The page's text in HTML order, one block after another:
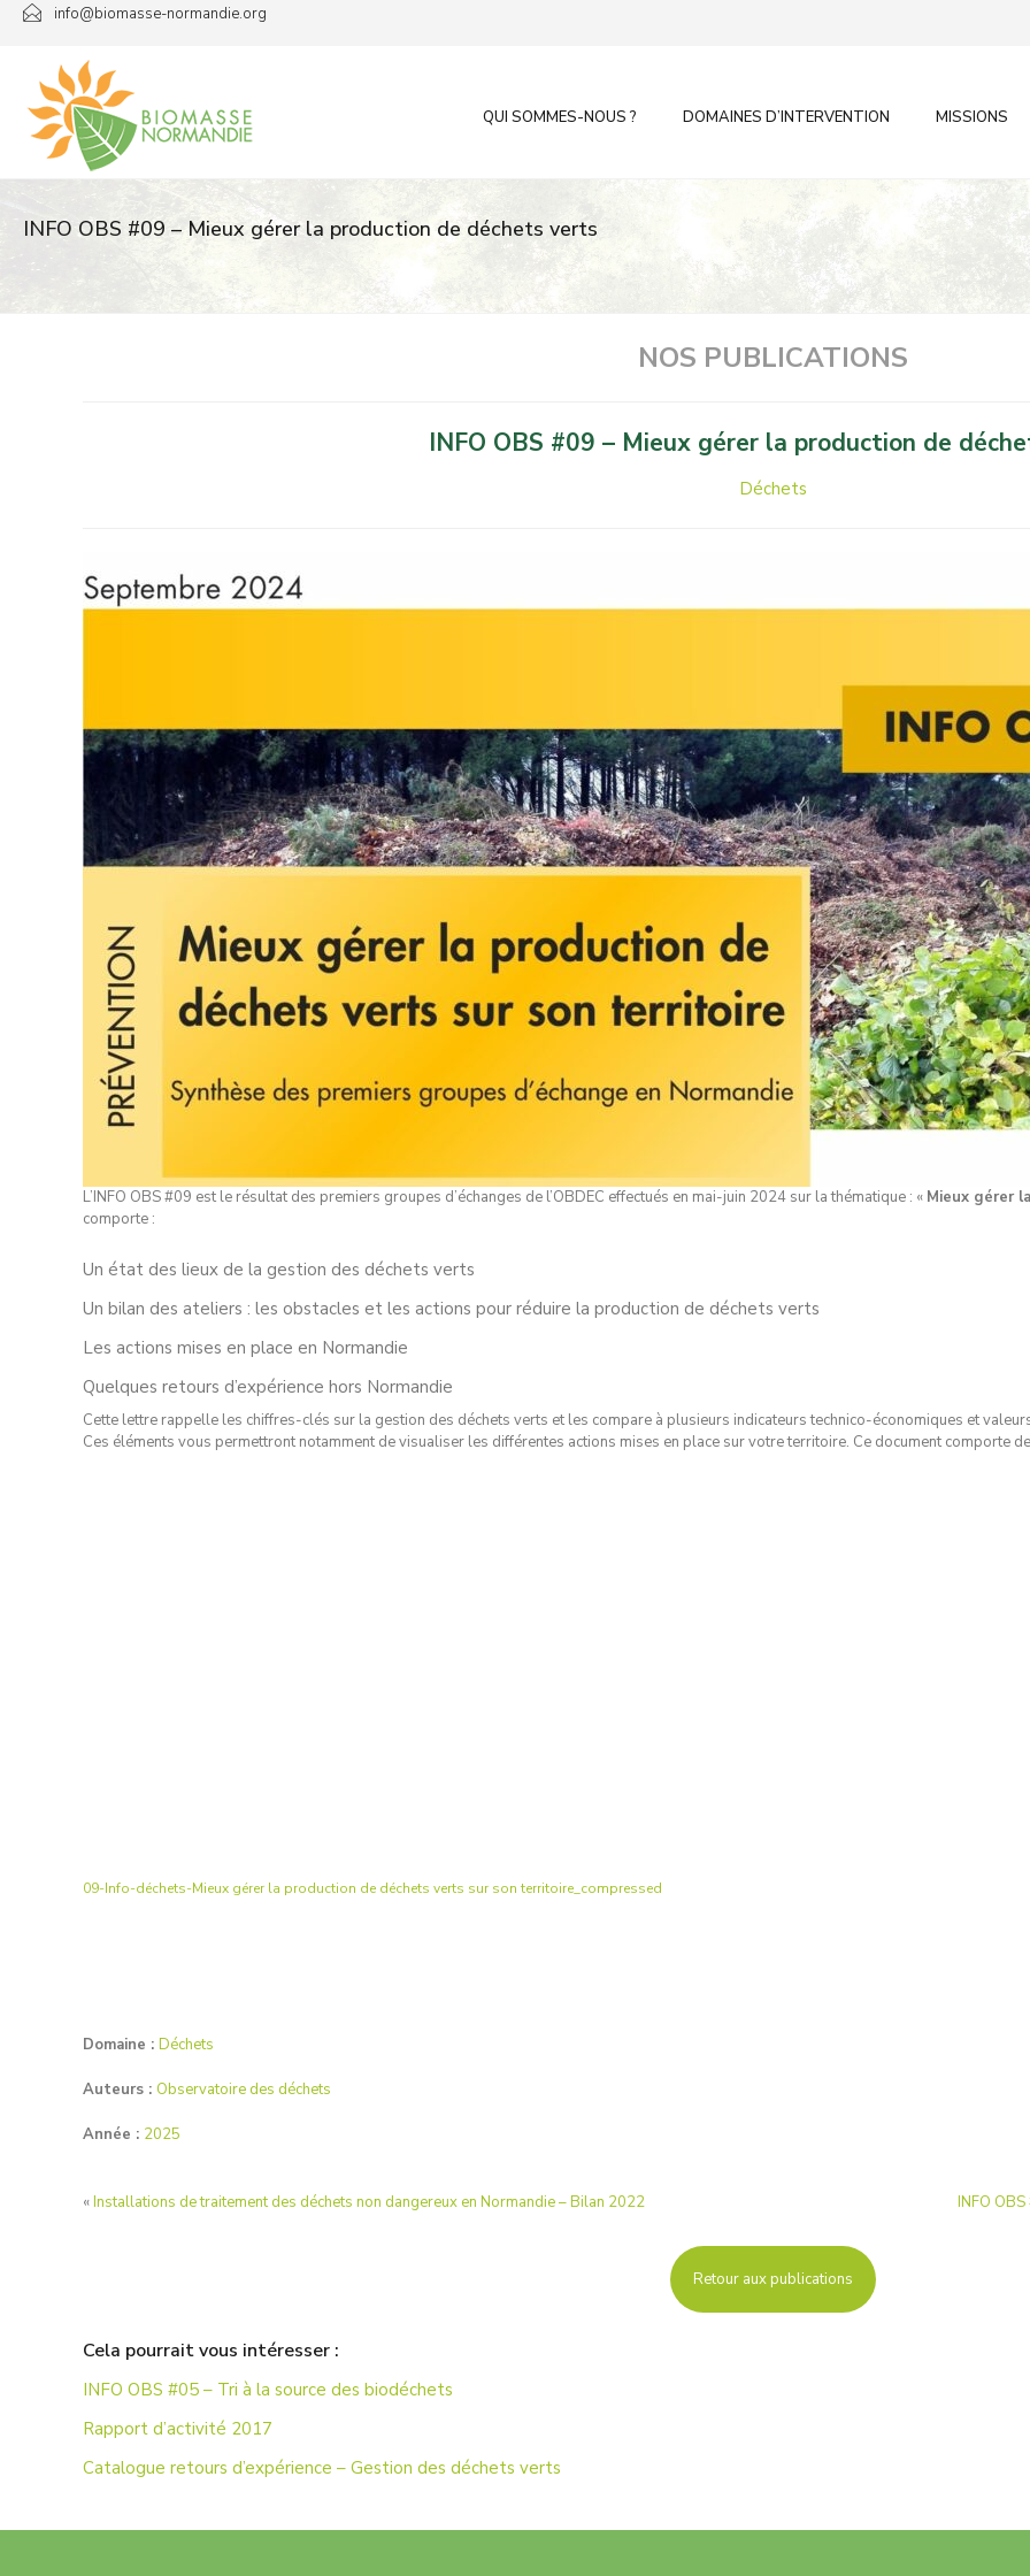
Passer
contenu
info@biomasse-normandie.org
QUI SOMMES-NOUS ? DOMAINES D’INTERVENTION MISSIONS
INFO OBS #09 – Mieux gérer la production de déchets verts
NOS PUBLICATIONS
INFO OBS #09 – Mieux gérer la production de
Déchets
L’INFO OBS #09 est le résultat des premiers groupes d’échanges de l’OBDEC effectués en mai-juin 2024 sur la thématique : « Mieux gérer
comporte :
Un état des lieux de la gestion des déchets verts
Un bilan des ateliers : les obstacles et les actions pour réduire la production de déchets verts
Les actions mises en place en Normandie
Quelques retours d’expérience hors Normandie
Cette lettre rappelle les chiffres-clés sur la gestion des déchets verts et les compare à plusieurs indicateurs technico-économiques et
Ces éléments vous permettront notamment de visualiser les différentes actions mises en place sur votre territoire. Ce document comporte
09-Info-déchets-Mieux gérer la production de déchets verts sur son territoire_compressed
Domaine : Déchets
Auteurs : Observatoire des déchets
Année : 2025
«Installations de traitement des déchets non dangereux en Normandie – Bilan 2022 INFO
Retour aux publications
Cela pourrait vous intéresser :
INFO OBS #05 – Tri à la source des biodéchets
Rapport d’activité 2017
Catalogue retours d’expérience – Gestion des déchets verts